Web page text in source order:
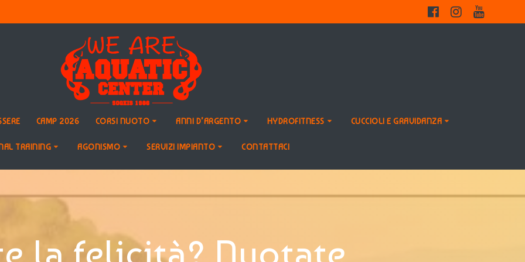
CAMP 2026 CORSI NUOTO ANNI D’ARGENTO HYDROFITNESS CUCCIOLI E GRAVIDANZA
TRAINING AGONISMO SERVIZI IMPIANTO CONTATTACI
la felicità? Nuotate